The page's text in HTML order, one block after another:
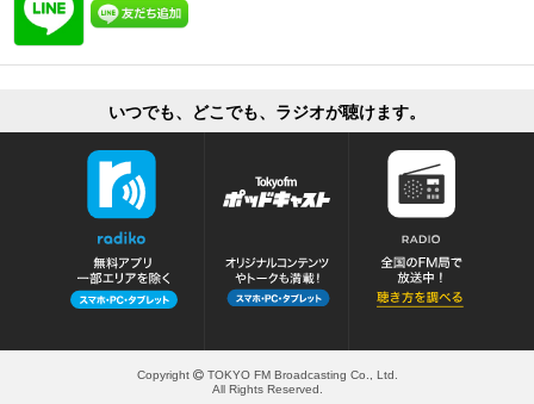
いつでも、どこでも、ラジオが聴けます。
Copyright
TOKYO FM Broadcasting Co., Ltd.
All Rights Reserved.